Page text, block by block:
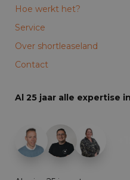
Hoe werkt het?
Service
Over shortleaseland
Contact
Al 25 jaar alle expertise